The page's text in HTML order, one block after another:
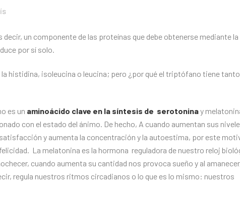
decir, un componente de las proteínas que debe obtenerse mediante la
por sí solo.
histidina, isoleucina o leucina; pero ¿por qué el triptófano tiene tanto
es un aminoácido clave en la síntesis de serotoninay
con el estado del ánimo. De hecho, A cuando aumentan sus
y aumenta la concentración y la autoestima, por este
La melatonina es la hormona reguladora de nuestro reloj
cuando aumenta su cantidad nos provoca sueño y al
regula nuestros ritmos circadianos o lo que es lo mismo: nuestros